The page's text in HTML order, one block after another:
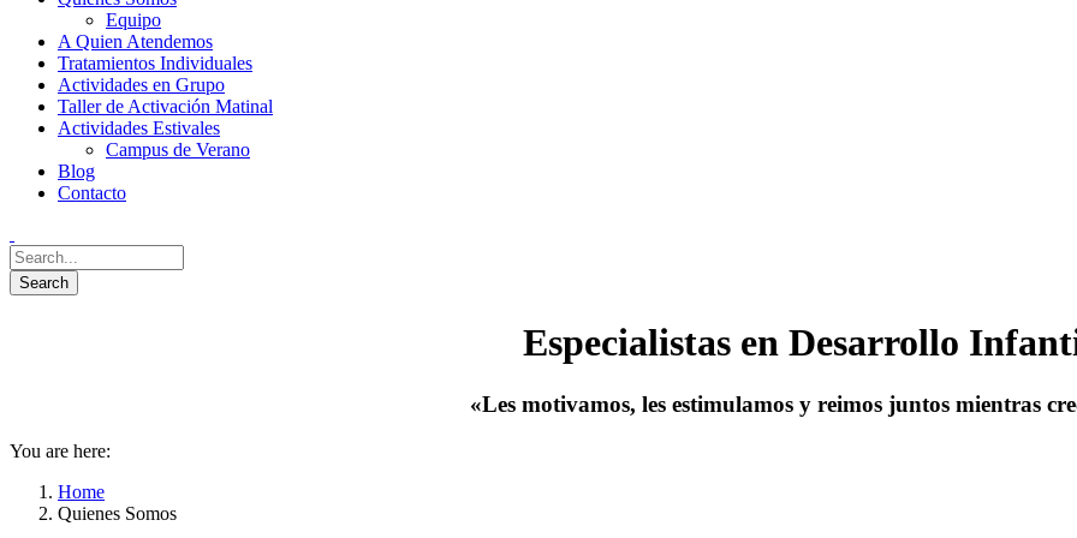
Equipo
A Quien Atendemos
Tratamientos Individuales
Actividades en Grupo
Taller de Activación Matinal
Actividades Estivales
Campus de Verano
Blog
Contacto
Especialistas en Desarrollo
«Les motivamos, les estimulamos y reimos juntos mientras
You are here:
Home
Quienes Somos